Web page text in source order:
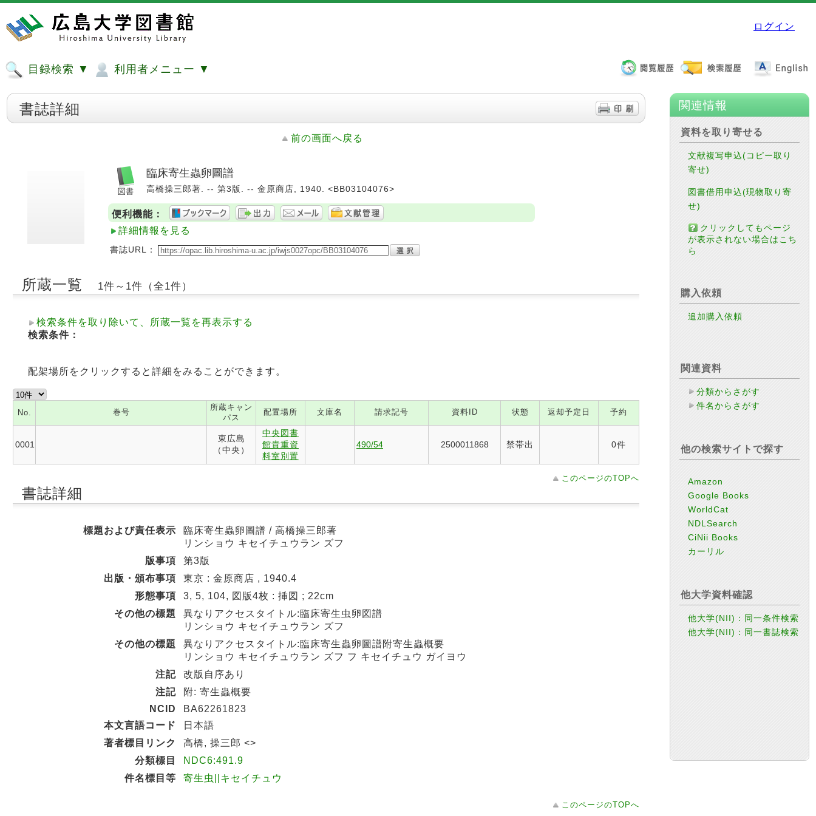
ログイン
目録検索 ▼ 利用者メニュー ▼
書誌詳細
前の画面へ戻る
臨床寄生蟲卵圖譜
高橋操三郎著. -- 第3版. -- 金原商店, 1940. <BB03104076>
便利機能：
詳細情報を見る
書誌URL：
所蔵一覧 1件～1件（全1件）
検索条件を取り除いて、所蔵一覧を再表示する
検索条件：
配架場所をクリックすると詳細をみることができます。
No. 巻号
所蔵キャン
パス
配置場所 文庫名 請求記号 資料ID 状態 返却予定日 予約
0001
東広島
（中央）
中央図書
館貴重資
料室別置
490/54 2500011868 禁帯出 0件
このページのTOPへ
書誌詳細
標題および責任表示
臨床寄生蟲卵圖譜 / 高橋操三郎著
リンショウ キセイチュウラン ズフ
版事項
第3版
出版・頒布事項
東京 : 金原商店 , 1940.4
形態事項
3, 5, 104, 図版4枚 : 挿図 ; 22cm
その他の標題
異なりアクセスタイトル:臨床寄生虫卵図譜
リンショウ キセイチュウラン ズフ
その他の標題
異なりアクセスタイトル:臨床寄生蟲卵圖譜附寄生蟲概要
リンショウ キセイチュウラン ズフ フ キセイチュウ ガイヨウ
注記
改版自序あり
注記
附: 寄生蟲概要
NCID
BA62261823
本文言語コード
日本語
著者標目リンク
高橋, 操三郎 <>
分類標目
NDC6:491.9
件名標目等
寄生虫||キセイチュウ
このページのTOPへ
関連情報
資料を取り寄せる
文献複写申込(コピー取り
寄せ)
図書借用申込(現物取り寄
せ)
クリックしてもページ
が表示されない場合はこち
ら
購入依頼
追加購入依頼
関連資料
分類からさがす
件名からさがす
他の検索サイトで探す
Amazon
Google Books
WorldCat
NDLSearch
CiNii Books
カーリル
他大学資料確認
他大学(NII)：同一条件検索
他大学(NII)：同一書誌検索